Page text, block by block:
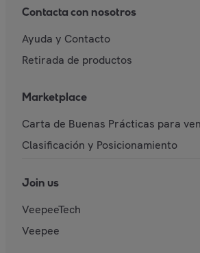
Contacta con nosotros
Ayuda y Contacto
Retirada de productos
Marketplace
Carta de Buenas Prácticas para
Clasificación y Posicionamiento
Join us
VeepeeTech
Veepee